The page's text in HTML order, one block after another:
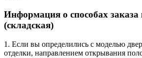
Информация о способах заказа
(складская)
1. Если вы определились с моделью
отделки, направлением открывания